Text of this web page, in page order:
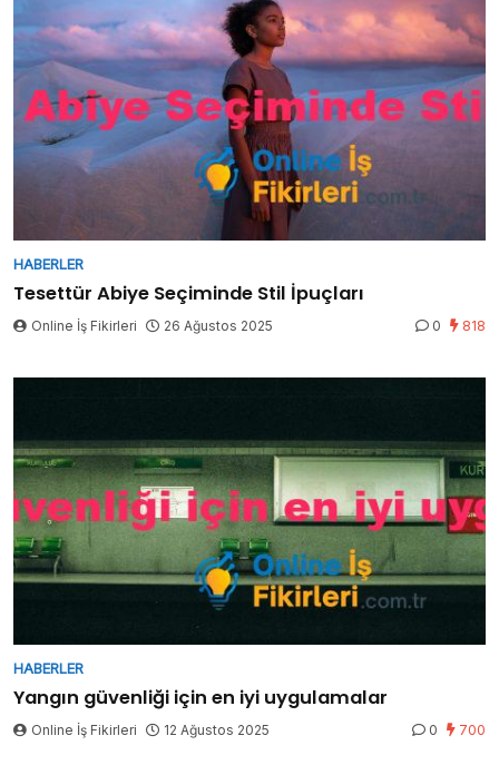
HABERLER
Tesettür Abiye Seçiminde Stil İpuçları
Online İş Fikirleri 26 Ağustos 2025 0 818
HABERLER
Yangın güvenliği için en iyi uygulamalar
Online İş Fikirleri 12 Ağustos 2025 0 700